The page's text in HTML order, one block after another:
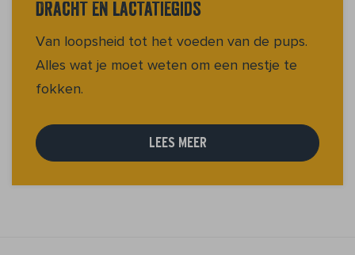
Dracht en lactatiegids
Van loopsheid tot het voeden van de pups.
Alles wat je moet weten om een nestje te
fokken.
LEES MEER